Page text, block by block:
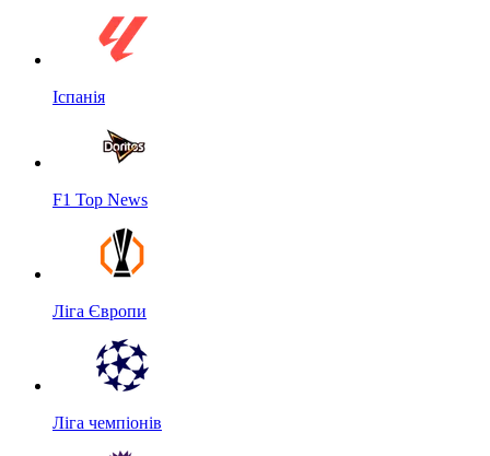
Іспанія
F1 Top News
Ліга Європи
Ліга чемпіонів